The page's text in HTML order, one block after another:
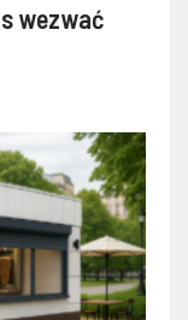
wezwać